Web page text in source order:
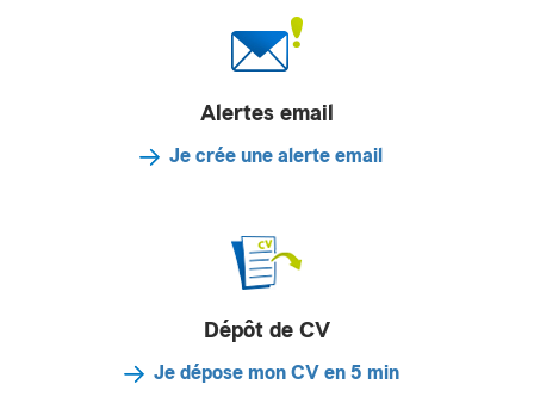
Alertes email
Je crée une alerte email
Dépôt de CV
Je dépose mon CV en 5 min